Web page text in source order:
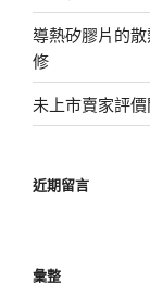
導熱矽膠片的
修
未上市賣家評
近期留言
彙整